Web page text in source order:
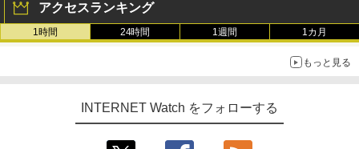
アクセスランキング
1時間 24時間 1週間 1カ月
もっと見る
INTERNET Watch をフォローする